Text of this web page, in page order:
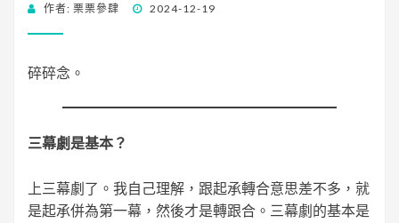
作者: 栗栗參肆
發 2024-12-19
碎碎念。
三幕劇是基本？
上三幕劇了。我自己理解，跟起承轉合意思差不多，就
是起承併為第一幕，然後才是轉跟合。三幕劇的基本是